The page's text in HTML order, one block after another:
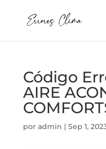
Código
AIRE
por admin | Sep 1,